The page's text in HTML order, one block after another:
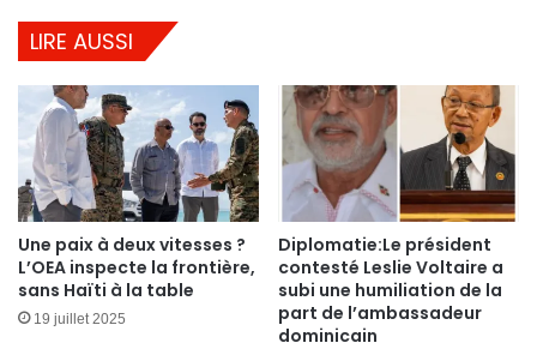
LIRE AUSSI
Une paix à deux vitesses ?
L’OEA inspecte la frontière,
sans Haïti à la table
19 juillet 2025
Diplomatie:Le président
contesté Leslie Voltaire a
subi une humiliation de la
part de l’ambassadeur
dominicain